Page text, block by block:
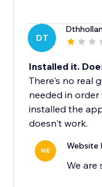
DT
Installed it.
There's no real
needed in order
installed the
doesn't work.
WE Website
We are